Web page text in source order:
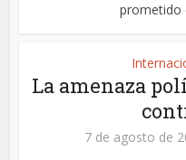
prometido
La amenaza
7 de agosto de